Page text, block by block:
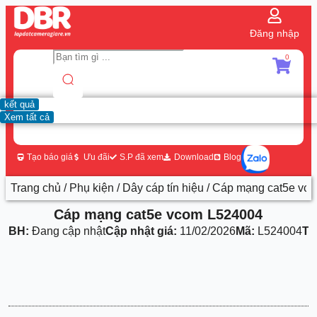
Đăng nhập
kết quả
Xem tất cả
0
Tạo báo giá Ưu đãi S.P đã xem Download Blog
Trang chủ / Phụ kiện / Dây cáp tín hiệu / Cáp mạng cat5e
Cáp mạng cat5e vcom L524004
BH: Đang cập nhậtCập nhật giá: 11/02/2026Mã: L524004